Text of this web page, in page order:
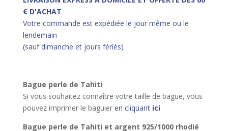
€ D'ACHAT
Votre commande est expédiée le jour même ou le
lendemain
(sauf dimanche et jours fériés)
Bague perle de Tahiti
Si vous souhaitez connaître votre taille de bague, vous
pouvez imprimer le baguier en cliquantici
Bague perle de Tahiti et argent 925/1000 rhodié